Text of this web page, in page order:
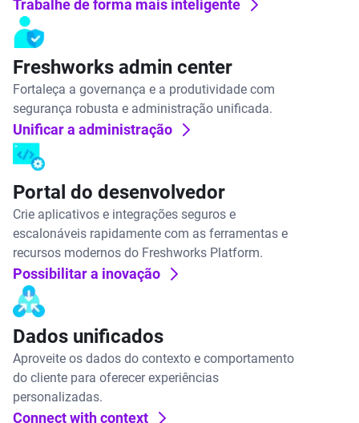
Trabalhe de forma mais inteligente
Freshworks admin center
Fortaleça a governança e a produtividade com
segurança robusta e administração unificada.
Unificar a administração
Portal do desenvolvedor
Crie aplicativos e integrações seguros e
escalonáveis rapidamente com as ferramentas e
recursos modernos do Freshworks Platform.
Possibilitar a inovação
Dados unificados
Aproveite os dados do contexto e comportamento
do cliente para oferecer experiências
personalizadas.
Connect with context